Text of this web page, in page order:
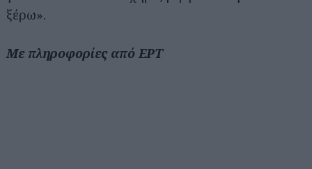
ξέρω».
Με πληροφορίες από ΕΡΤ